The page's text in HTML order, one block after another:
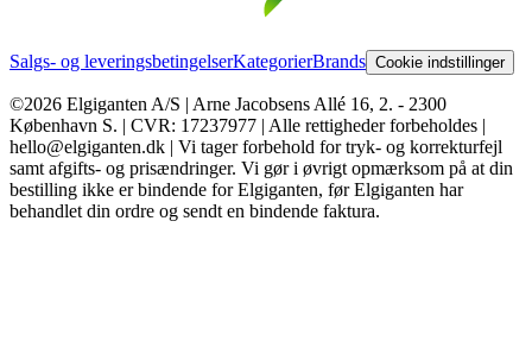
Salgs- og leveringsbetingelserKategorierBrands Cookie indstillinger
©2026 Elgiganten A/S | Arne Jacobsens Allé 16, 2. - 2300
København S. | CVR: 17237977 | Alle rettigheder forbeholdes |
hello@elgiganten.dk | Vi tager forbehold for tryk- og korrekturfejl
samt afgifts- og prisændringer. Vi gør i øvrigt opmærksom på at din
bestilling ikke er bindende for Elgiganten, før Elgiganten har
behandlet din ordre og sendt en bindende faktura.